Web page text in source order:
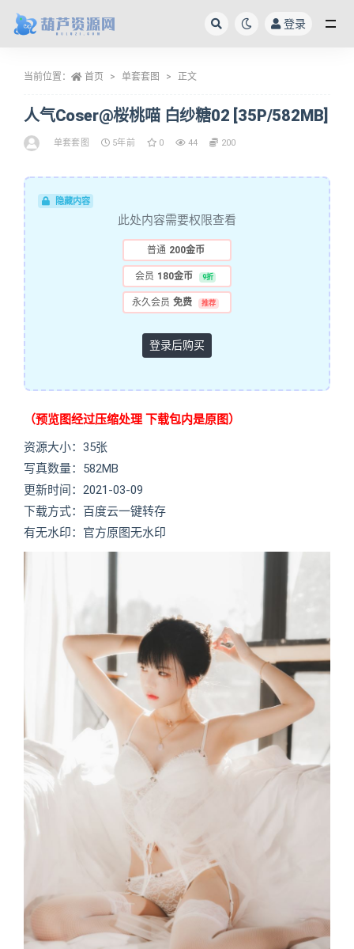
登录
当前位置： 首页 单套套图 正文
人气Coser@桜桃喵 白纱糖02 [35P/582MB]
单套套图 5年前 0 44 200
隐藏内容
此处内容需要权限查看
普通 200金币
会员 180金币 9折
永久会员 免费 推荐
登录后购买
（预览图经过压缩处理 下载包内是原图）
资源大小：35张
写真数量：582MB
更新时间：2021-03-09
下载方式：百度云一键转存
有无水印：官方原图无水印